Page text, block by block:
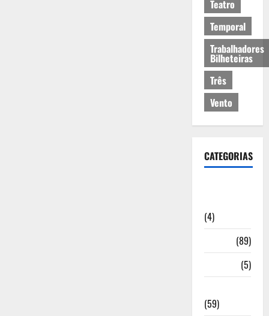
Teatro
Temporal
Trabalhadores
Bilheteiras
Três
Vento
CATEGORIAS
(4)
(89)
(5)
(59)